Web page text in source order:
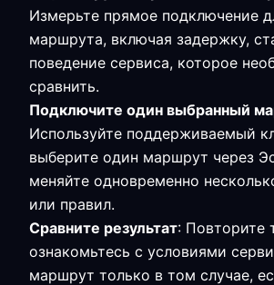
Измерьте прямое подключение
маршрута, включая задержку,
поведение сервиса, которое
сравнить.
Подключите один выбранный
Используйте поддерживаемый
выберите один маршрут через
меняйте одновременно
или правил.
Сравните результат: Повторите
ознакомьтесь с условиями
маршрут только в том случае,